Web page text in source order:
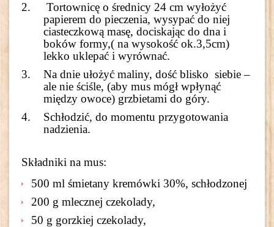
Tortownicę o średnicy 24 cm wyłożyć
papierem do pieczenia, wysypać do niej
ciasteczkową masę, dociskając do dna i
boków formy,( na wysokość ok.3,5cm)
lekko uklepać i wyrównać.
Na dnie ułożyć maliny, dość blisko siebie –
ale nie ściśle, (aby mus mógł wpłynąć
między owoce) grzbietami do góry.
Schłodzić, do momentu przygotowania
nadzienia.
Składniki na mus:
500 ml śmietany kremówki 30%, schłodzonej
200 g mlecznej czekolady,
50 g gorzkiej czekolady,